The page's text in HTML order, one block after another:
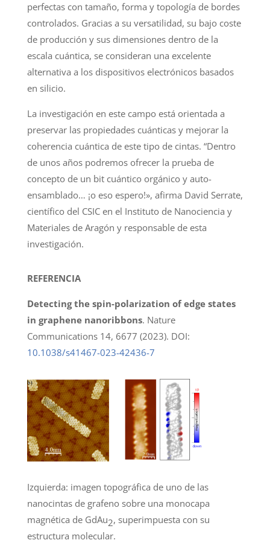
perfectas con tamaño, forma y topología de bordes
controlados. Gracias a su versatilidad, su bajo coste
de producción y sus dimensiones dentro de la
escala cuántica, se consideran una excelente
alternativa a los dispositivos electrónicos basados
en silicio.
La investigación en este campo está orientada a
preservar las propiedades cuánticas y mejorar la
coherencia cuántica de este tipo de cintas. “Dentro
de unos años podremos ofrecer la prueba de
concepto de un bit cuántico orgánico y auto-
ensamblado… ¡o eso espero!», afirma David Serrate,
científico del CSIC en el Instituto de Nanociencia y
Materiales de Aragón y responsable de esta
investigación.
REFERENCIA
Detecting the spin-polarization of edge states
in graphene nanoribbons. Nature
Communications 14, 6677 (2023). DOI:
10.1038/s41467-023-42436-7
Izquierda: imagen topográfica de uno de las
nanocintas de grafeno sobre una monocapa
magnética de GdAu2, superimpuesta con su
estructura molecular.